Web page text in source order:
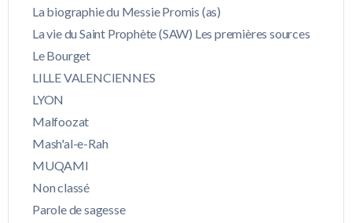
La biographie du Messie Promis (as)
La vie du Saint Prophète (SAW) Les premières sources
Le Bourget
LILLE VALENCIENNES
LYON
Malfoozat
Mash'al-e-Rah
MUQAMI
Non classé
Parole de sagesse